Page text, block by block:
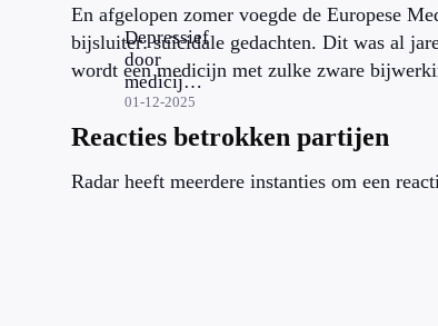
Depressief
door
medicijn
tegen
haaruitval:
‘Nadelen
wegen niet
op tegen
01-12-2025
En afgelopen zomer voegde de Europese
bijsluiter: suïcidale gedachten. Dit was al
wordt een medicijn met zulke zware
Reacties betrokken partijen
Radar heeft meerdere instanties om een